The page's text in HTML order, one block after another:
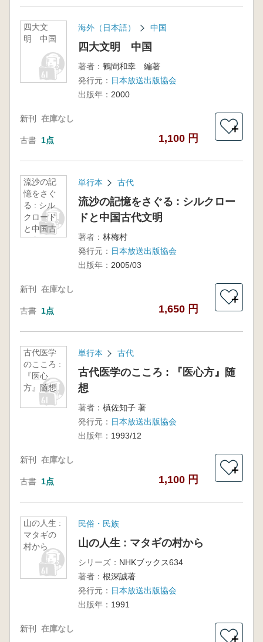
四大文
明 中国
海外（日本語） 中国
四大文明 中国
著者： 鶴間和幸 編著
発行元： 日本放送出版協会
出版年： 2000
新刊 在庫なし
古書 1点 1,100 円
＋
流沙の記
憶をさぐ
る : シル
クロード
と中国古
代文明
単行本 古代
流沙の記憶をさぐる : シルクロー
ドと中国古代文明
著者： 林梅村
発行元： 日本放送出版協会
出版年： 2005/03
新刊 在庫なし
古書 1点 1,650 円
＋
古代医学
のこころ :
『医心
方』随想
単行本 古代
古代医学のこころ : 『医心方』随
想
著者： 槙佐知子 著
発行元： 日本放送出版協会
出版年： 1993/12
新刊 在庫なし
古書 1点 1,100 円
＋
山の人生 :
マタギの
村から
民俗・民族
山の人生 : マタギの村から
シリーズ： NHKブックス634
著者： 根深誠著
発行元： 日本放送出版協会
出版年： 1991
新刊 在庫なし
＋